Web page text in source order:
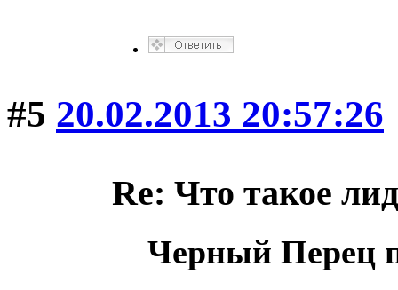
#5 20.02.2013 20:57:26
Re: Что такое
Черный Перец